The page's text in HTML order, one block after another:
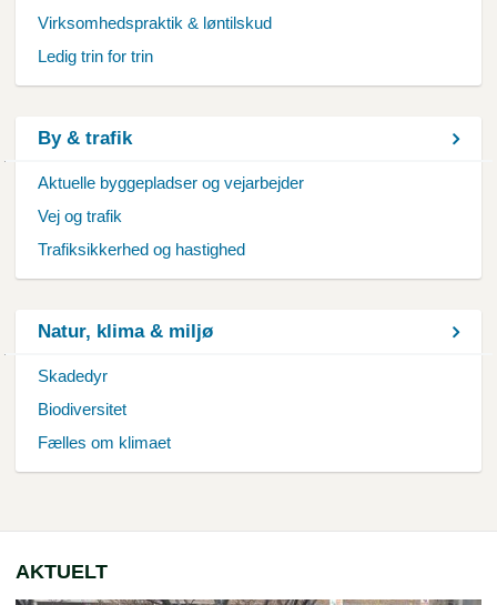
Virksomhedspraktik & løntilskud
Ledig trin for trin
By & trafik
Aktuelle byggepladser og vejarbejder
Vej og trafik
Trafiksikkerhed og hastighed
Natur, klima & miljø
Skadedyr
Biodiversitet
Fælles om klimaet
AKTUELT